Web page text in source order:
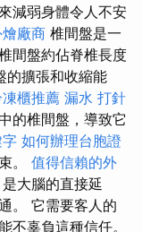
減弱身體令人不安
廠商 椎間盤是一
間盤約佔脊椎長度
的擴張和收縮能
櫃推薦 漏水 打針
的椎間盤，導致它
如何辦理台胞證
。 值得信賴的外
大腦的直接延
。 它需要客人的
不辜負這種信任。